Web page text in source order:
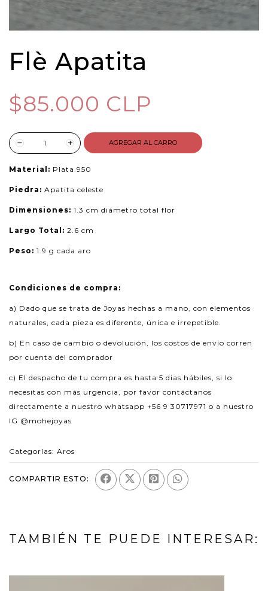
Flè Apatita
$85.000 CLP
AGREGAR AL CARRO
Material: Plata 950
Piedra: Apatita celeste
Dimensiones: 1.3 cm diámetro total flor
Largo Total: 2.6 cm
Peso: 1.9 g cada aro
Condiciones de compra:
a) Dado que se trata de Joyas hechas a mano, con elementos
naturales, cada pieza es diferente, única e irrepetible.
b) En caso de cambio o devolución, los costos de envío corren
por cuenta del comprador
c) El despacho de tu compra es hasta 5 dias hábiles, si lo
necesitas con más urgencia, por favor contáctanos
directamente a nuestro whatsapp +56 9 30717971 o a nuestro
IG @mohejoyas
Categorías: Aros
COMPARTIR ESTO:
TAMBIÉN TE PUEDE INTERESAR: